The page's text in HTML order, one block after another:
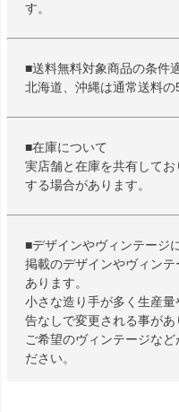
す。
■送料無料対象商品の条件
北海道、沖縄は通常送料の
■在庫について
実店舗と在庫を共有して
する場合があります。
■デザインやヴィンテージ
掲載のデザインやヴィン
あります。
小さな造り手が多く生産
告なしで変更される事があ
ご希望のヴィンテージな
ださい。